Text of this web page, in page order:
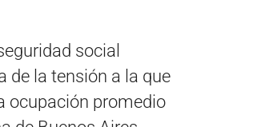
social
de la tensión a la que
ocupación promedio